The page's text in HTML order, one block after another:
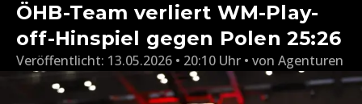
ÖHB-Team verliert WM-Play-
off-Hinspiel gegen Polen 25:26
Veröffentlicht: 13.05.2026 • 20:10 Uhr von Agenturen